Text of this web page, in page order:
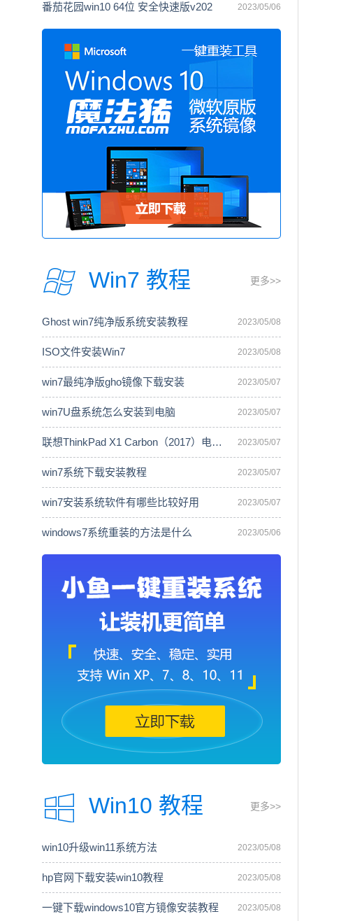
番茄花园win10 64位 安全快速版v202 2023/05/06
Win7 教程 更多>>
Ghost win7纯净版系统安装教程 2023/05/08
ISO文件安装Win7 2023/05/08
win7最纯净版gho镜像下载安装 2023/05/07
win7U盘系统怎么安装到电脑 2023/05/07
联想ThinkPad X1 Carbon（2017）电脑安 2023/05/07
win7系统下载安装教程 2023/05/07
win7安装系统软件有哪些比较好用 2023/05/07
windows7系统重装的方法是什么 2023/05/06
Win10 教程 更多>>
win10升级win11系统方法 2023/05/08
hp官网下载安装win10教程 2023/05/08
一键下载windows10官方镜像安装教程 2023/05/08